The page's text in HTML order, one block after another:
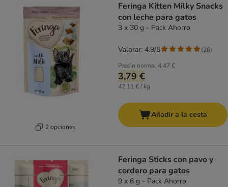
2 opciones
Feringa Kitten Milky Snacks
con leche para gatos
3 x 30 g - Pack Ahorro
Precio normal4,47 €
3,79 €
42,11 € / kg
Valorar: 4.9/5 (26)
Añadir a la cesta
Feringa Sticks con pavo y
cordero para gatos
9 x 6 g - Pack Ahorro